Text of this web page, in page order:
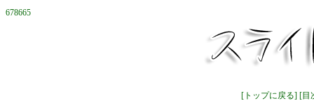
678665
[ トップに戻る] [目